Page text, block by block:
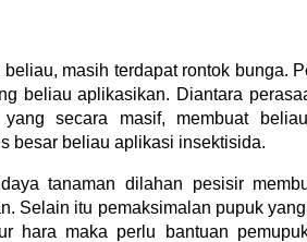
masih terdapat rontok bunga.
beliau aplikasikan. Diantara
secara masif, membuat
besar beliau aplikasi insektisida.
tanaman dilahan pesisir
Selain itu pemaksimalan pupuk
hara maka perlu bantuan